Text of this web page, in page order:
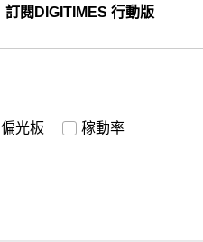
訂閱DIGITIMES 行動版
偏光板 稼動率